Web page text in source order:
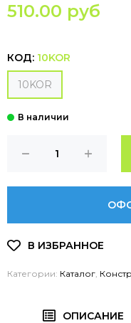
510.00 руб
КОД: 10KOR
10KOR
Категории: Каталог
ОПИСАНИЕ